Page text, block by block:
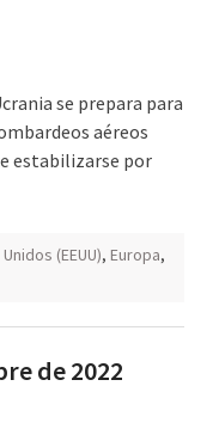
se prepara para
aéreos
estabilizarse por
(EEUU), Europa,
de 2022